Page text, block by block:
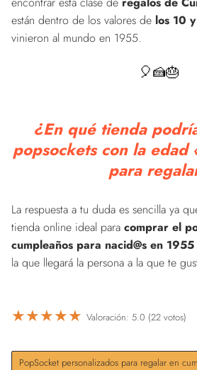
están dentro de los valores de los 10
vinieron al mundo en 1955.
🎈🍰🎂
¿En qué tienda
popsockets con la edad
para
La respuesta a tu duda es sencilla ya
tienda online ideal para comprar el
cumpleaños para nacid@s en 1955
la que llegará la persona a la que te
★★★★★ Valoración: 5.0 (22 votos)
PopSocket personalizados para regalar en